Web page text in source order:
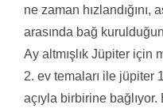
ne zaman
arasında bağ
Ay altmışlık Jüpiter için
2. ev temaları ile jüpiter
açıyla birbirine